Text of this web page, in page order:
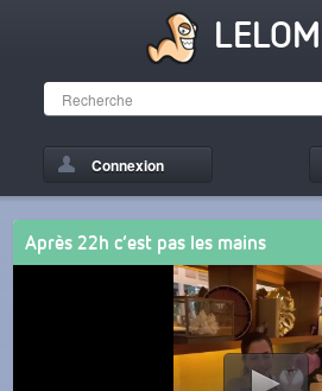
Connexion
Après 22h c’est pas les mains